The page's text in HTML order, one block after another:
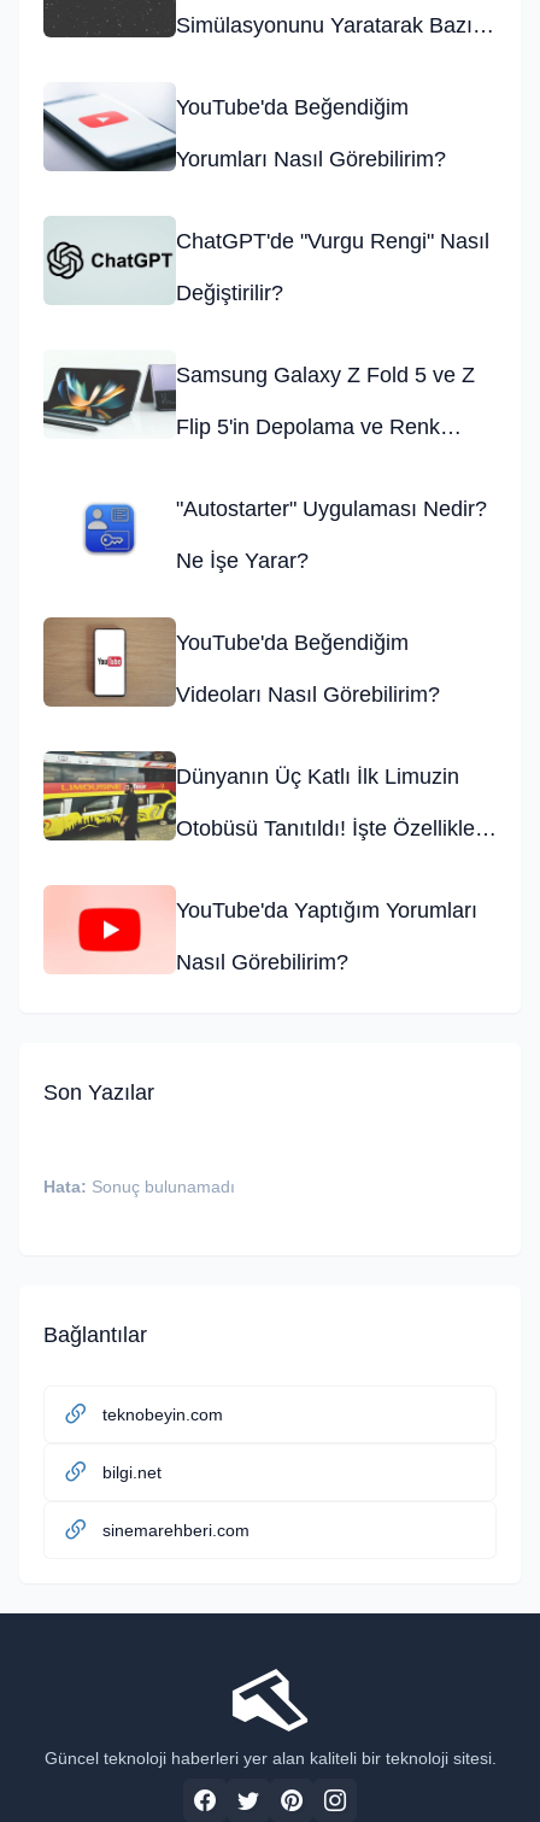
Simülasyonunu Yaratarak Bazı
YouTube'da Beğendiğim
Yorumları Nasıl Görebilirim?
ChatGPT'de "Vurgu Rengi" Nasıl
Değiştirilir?
Samsung Galaxy Z Fold 5 ve Z
Flip 5'in Depolama ve Renk
"Autostarter" Uygulaması Nedir?
Ne İşe Yarar?
YouTube'da Beğendiğim
Videoları Nasıl Görebilirim?
Dünyanın Üç Katlı İlk Limuzin
Otobüsü Tanıtıldı! İşte Özellikleri
YouTube'da Yaptığım Yorumları
Nasıl Görebilirim?
Son Yazılar
Hata: Sonuç bulunamadı
Bağlantılar
teknobeyin.com
bilgi.net
sinemarehberi.com
Güncel teknoloji haberleri yer alan kaliteli bir teknoloji sitesi.